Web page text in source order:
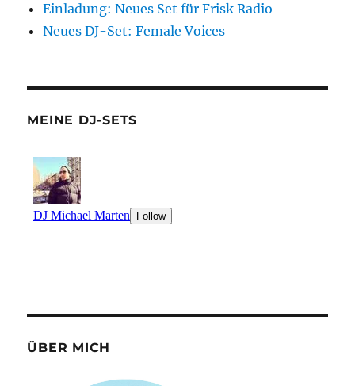
Einladung: Neues Set für Frisk Radio
Neues DJ-Set: Female Voices
MEINE DJ-SETS
ÜBER MICH